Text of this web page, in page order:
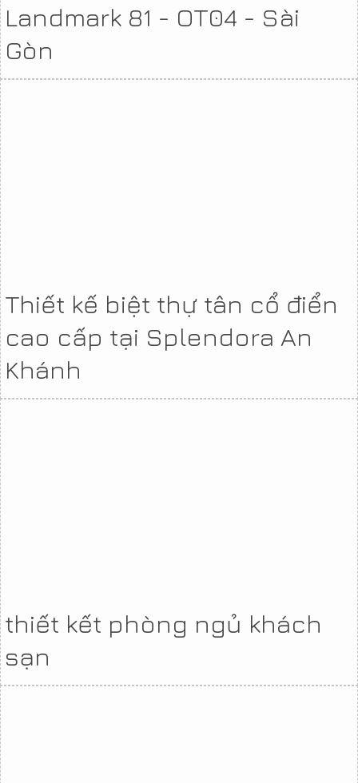
Landmark 81 - OT04 - Sài
Gòn
Thiết kế biệt thự tân cổ điển
cao cấp tại Splendora An
Khánh
thiết kết phòng ngủ khách
sạn